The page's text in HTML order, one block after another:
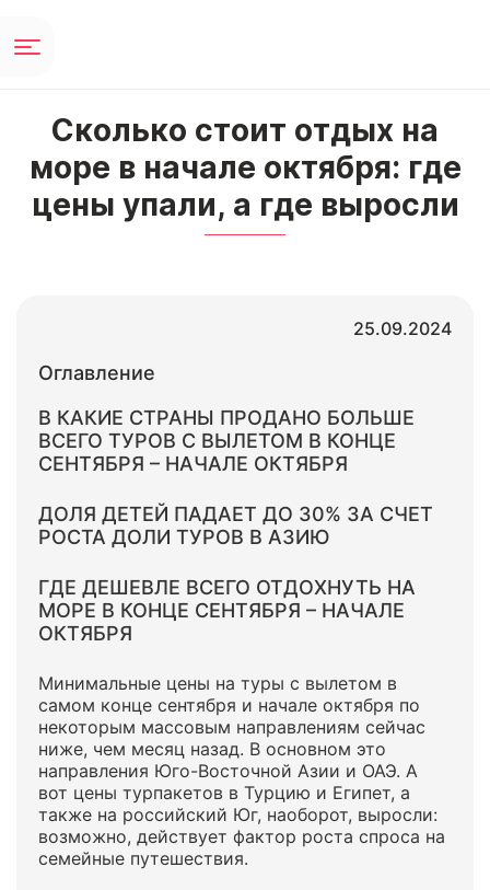
Сколько стоит отдых на
море в начале октября: где
цены упали, а где выросли
Оглавление
В КАКИЕ СТРАНЫ ПРОДАНО БОЛЬШЕ
ВСЕГО ТУРОВ С ВЫЛЕТОМ В КОНЦЕ
СЕНТЯБРЯ – НАЧАЛЕ ОКТЯБРЯ
ДОЛЯ ДЕТЕЙ ПАДАЕТ ДО 30% ЗА СЧЕТ
РОСТА ДОЛИ ТУРОВ В АЗИЮ
ГДЕ ДЕШЕВЛЕ ВСЕГО ОТДОХНУТЬ НА
МОРЕ В КОНЦЕ СЕНТЯБРЯ – НАЧАЛЕ
ОКТЯБРЯ
25.09.2024
Минимальные цены на туры с вылетом в
самом конце сентября и начале октября по
некоторым массовым направлениям сейчас
ниже, чем месяц назад. В основном это
направления Юго-Восточной Азии и ОАЭ. А
вот цены турпакетов в Турцию и Египет, а
также на российский Юг, наоборот, выросли:
возможно, действует фактор роста спроса на
семейные путешествия.